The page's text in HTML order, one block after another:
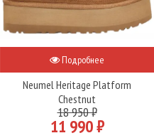
Подробнее
Neumel Heritage Platform
Chestnut
18 950 ₽
11 990 ₽